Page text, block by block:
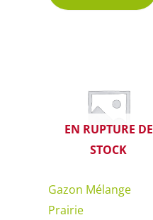
EN RUPTURE DE
STOCK
Gazon Mélange
Prairie